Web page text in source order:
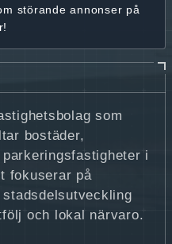
störande annonser på
som
bostäder,
i
fokuserar på
och lokal närvaro.